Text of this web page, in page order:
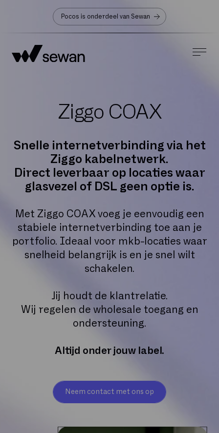
Pocos is onderdeel van Sewan
Ziggo COAX
Snelle internetverbinding via het
Ziggo kabelnetwerk.
Direct leverbaar op locaties waar
glasvezel of DSL geen optie is.
Met Ziggo COAX voeg je eenvoudig een
stabiele internetverbinding toe aan je
portfolio. Ideaal voor mkb-locaties waar
snelheid belangrijk is en je snel wilt
schakelen.
Jij houdt de klantrelatie.
Wij regelen de wholesale toegang en
ondersteuning.
Altijd onder jouw label.
Neem contact met ons op